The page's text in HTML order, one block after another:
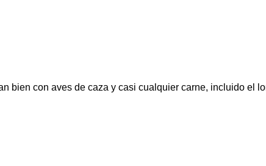
bien con aves de caza y casi cualquier carne, incluido el